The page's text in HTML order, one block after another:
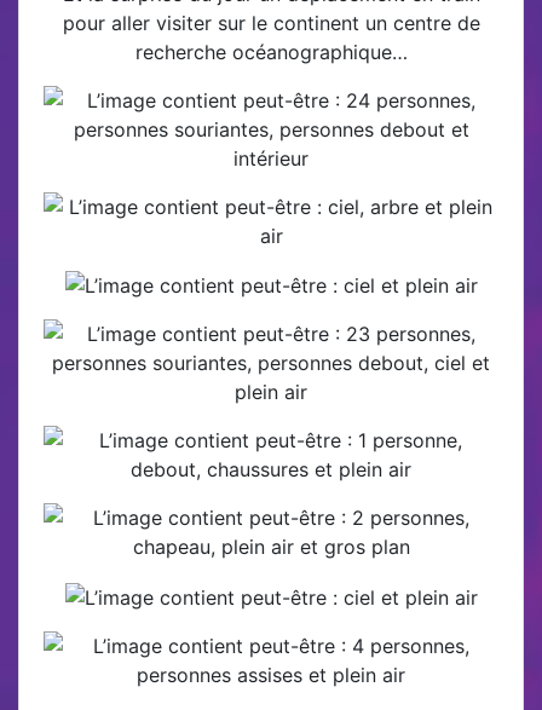
pour aller visiter sur le continent un centre de
recherche océanographique…